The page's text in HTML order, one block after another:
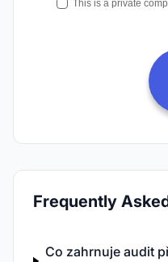
Frequently
Co zahrnuje audit